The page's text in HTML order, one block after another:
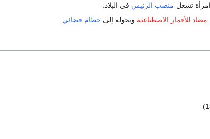
تشغل منصب الرئيس في البلاد.
مضاد للأقمار الاصطناعية وتحوله إلى حطام فضائي.